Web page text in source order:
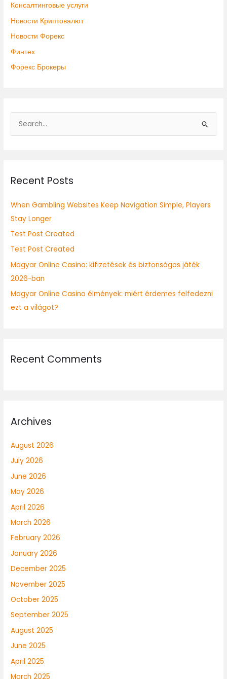
Консалтинговые услуги
Новости Криптовалют
Новости Форекс
Финтех
Форекс Брокеры
c
f
o
r
:
Recent Posts
When Gambling Websites Keep Navigation Simple, Players
Stay Longer
Test Post Created
Test Post Created
Magyar Online Casino: kifizetések és biztonságos játék
2026-ban
Magyar Online Casino élmények: miért érdemes felfedezni
ezt a világot?
Recent Comments
Archives
August 2026
July 2026
June 2026
May 2026
April 2026
March 2026
February 2026
January 2026
December 2025
November 2025
October 2025
September 2025
August 2025
June 2025
April 2025
March 2025